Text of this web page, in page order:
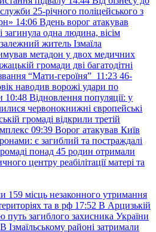
служби 25-річного поліцейського з
14:06 Вдень ворог атакував
одна людина, вісім
житель Ізмаїла
метадон у двох медичних
громади дві багатодітні
“Мати-героїня” 11:23 46-
наводив ворожі удари по
10:48 Відновлення популяції: у
червонокнижні європейські
громаді відкрили третій
09:39 Ворог атакував Київ
є загиблий та постраждалі
понад 45 родин отримали
центру реабілітації матері та
159 місць незаконного утримання
та в рф 17:52 В Арцизькій
путь загиблого захисника України
В Ізмаїльському районі затримали